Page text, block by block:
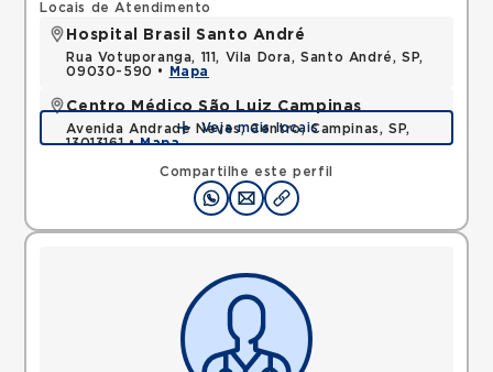
Compartilhe este perfil
Locais de Atendimento
Hospital Brasil Santo André
Rua Votuporanga, 111, Vila Dora, Santo André, SP,
09030-590 •
Mapa
Centro Médico São Luiz Campinas
Avenida Andrade Neves, Centro, Campinas, SP,
13013161 •Mapa
Veja mais locais